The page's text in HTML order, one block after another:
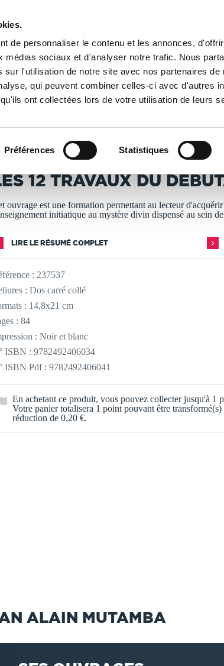
de personnaliser le contenu et les annonces,
médias sociaux et d'analyser notre trafic. Nous
sur l'utilisation de notre site avec nos partenaires de
qui peuvent combiner celles-ci avec d'autres
ont collectées lors de votre utilisation de leurs
Préférences Statistiques
UN LIVRE LIBRAIRIE
/ LES 12 TRAVAUX DU DÉBUTANT
IMPRIMÉS À LA DEMANDE - DÉLAI
DAVID JEAN ALAIN MUTAMBA
12 TRAVAUX DU
ouvrage est une formation permettant au lecteur d'acquérir
initiatique au mystère divin dispensé au sein
LIRE LE RÉSUMÉ COMPLET
: 237537
: Dos carré collé
: 14,8x21 cm
: 84
: Noir et blanc
ISBN : 9782492406034
ISBN Pdf : 9782492406041
En achetant ce produit, vous pouvez collecter jusqu'à 1
Votre panier totalisera 1 point pouvant être
réduction de 0,20 €.
ALAIN MUTAMBA